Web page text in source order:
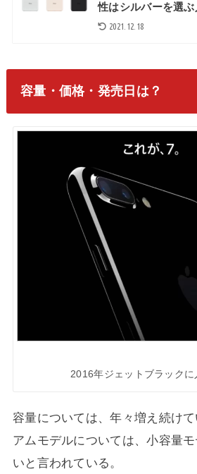
性はシルバーを選
2021.12.18
容量・価格・発売日は？
2016年ジェットブラックに
容量については、年々増え続け
アムモデルについては、小容量
いと言われている。